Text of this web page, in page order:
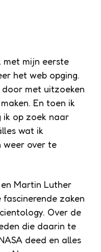
met mijn eerste
het web opging.
met uitzoeken
En toen ik
ik op zoek naar
wat ik
weer over te
Martin Luther
zaken
Over de
die daarin te
deed en alles